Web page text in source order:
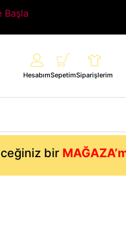
Başla
HesabımSepetimSiparişlerim
bir